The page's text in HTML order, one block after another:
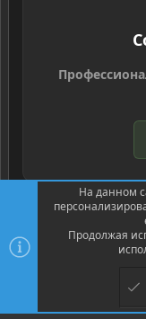
Community platform by
© Jason
На данном
Продолжая